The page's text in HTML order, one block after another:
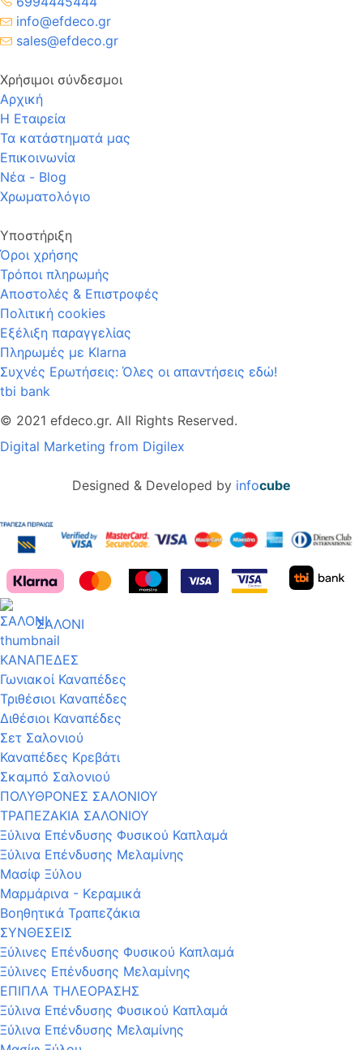
info@efdeco.gr
sales@efdeco.gr
Χρήσιμοι σύνδεσμοι
Αρχική
Η Εταιρεία
Τα κατάστηματά μας
Επικοινωνία
Νέα - Blog
Χρωματολόγιο
Υποστήριξη
Όροι χρήσης
Τρόποι πληρωμής
Αποστολές & Επιστροφές
Πολιτική cookies
Εξέλιξη παραγγελίας
Πληρωμές με Klarna
Συχνές Ερωτήσεις: Όλες οι απαντήσεις εδώ!
tbi bank
© 2021 efdeco.gr. All Rights Reserved.
Digital Marketing from Digilex
Designed & Developed by infocube
ΣΑΛΟΝΙ
ΚΑΝΑΠΕΔΕΣ
Γωνιακοί Καναπέδες
Τριθέσιοι Καναπέδες
Διθέσιοι Καναπέδες
Σετ Σαλονιού
Καναπέδες Κρεβάτι
Σκαμπό Σαλονιού
ΠΟΛΥΘΡΟΝΕΣ ΣΑΛΟΝΙΟΥ
ΤΡΑΠΕΖΑΚΙΑ ΣΑΛΟΝΙΟΥ
Ξύλινα Επένδυσης Φυσικού Καπλαμά
Ξύλινα Επένδυσης Μελαμίνης
Μασίφ Ξύλου
Μαρμάρινα - Κεραμικά
Βοηθητικά Τραπεζάκια
ΣΥΝΘΕΣΕΙΣ
Ξύλινες Επένδυσης Φυσικού Καπλαμά
Ξύλινες Επένδυσης Μελαμίνης
ΕΠΙΠΛΑ ΤΗΛΕΟΡΑΣΗΣ
Ξύλινα Επένδυσης Φυσικού Καπλαμά
Ξύλινα Επένδυσης Μελαμίνης